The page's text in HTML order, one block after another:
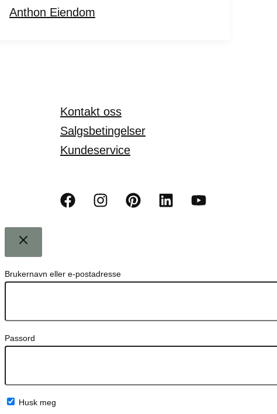
Anthon Eiendom
Kontakt oss
Salgsbetingelser
Kundeservice
Brukernavn eller e-postadresse
Passord
Husk meg